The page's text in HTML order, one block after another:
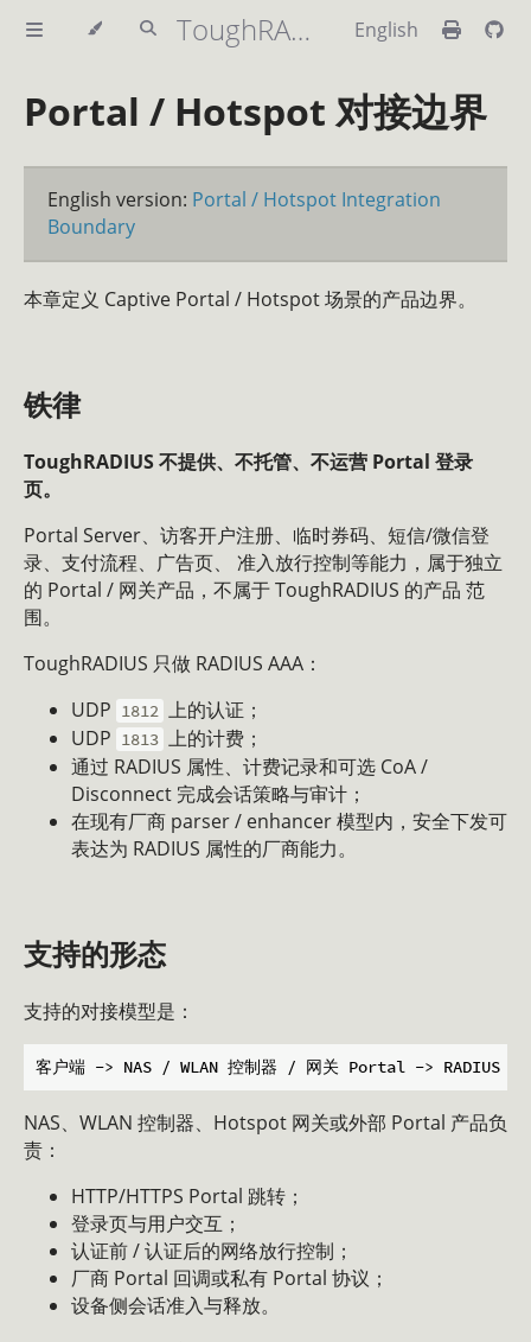
ToughRADIUS Handbook English
Portal / Hotspot 对接边界
English version: Portal / Hotspot Integration
Boundary
本章定义 Captive Portal / Hotspot 场景的产品边界。
铁律
ToughRADIUS 不提供、不托管、不运营 Portal 登录
页。
Portal Server、访客开户注册、临时券码、短信/微信登
录、支付流程、广告页、 准入放行控制等能力，属于独立
的 Portal / 网关产品，不属于 ToughRADIUS 的产品 范
围。
ToughRADIUS 只做 RADIUS AAA：
UDP 1812 上的认证；
UDP 1813 上的计费；
通过 RADIUS 属性、计费记录和可选 CoA /
Disconnect 完成会话策略与审计；
在现有厂商 parser / enhancer 模型内，安全下发可
表达为 RADIUS 属性的厂商能力。
支持的形态
支持的对接模型是：
NAS、WLAN 控制器、Hotspot 网关或外部 Portal 产品负
责：
HTTP/HTTPS Portal 跳转；
登录页与用户交互；
认证前 / 认证后的网络放行控制；
厂商 Portal 回调或私有 Portal 协议；
设备侧会话准入与释放。